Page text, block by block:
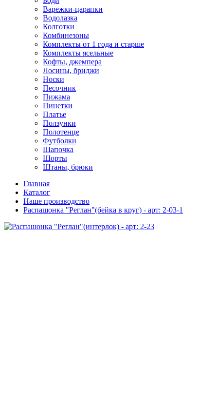
Варежки-царапки
Водолазка
Колготки
Комбинезоны
Комплекты от 1 года и старше
Комплекты ясельные
Кофты, джемпера
Лосины, бриджи
Носки
Песочник
Пижама
Пинетки
Платье
Ползунки
Полотенце
Футболки
Шапочка
Шорты
Штаны, брюки
Главная
Каталог
Наше производство
Распашонка "Реглан"(бейка в круг) - арт: 2-03-1